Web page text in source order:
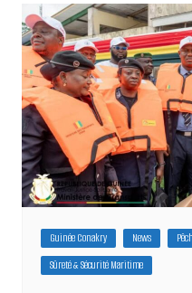
Guinée Conakry News
Sûreté & Sécurité Maritime